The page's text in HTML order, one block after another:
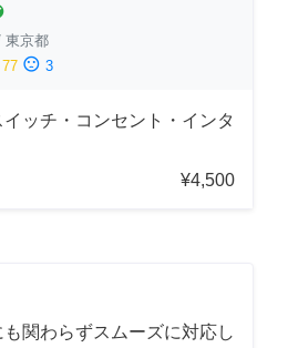
東京都
77 sentiment_dissatisfied 3
ッチ・コンセント・インタ
¥4,500
関わらずスムーズに対応し